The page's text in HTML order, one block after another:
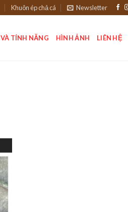
Khuôn ép chả cá Newsletter
TÍNH NĂNG HÌNH ẢNH LIÊN HỆ